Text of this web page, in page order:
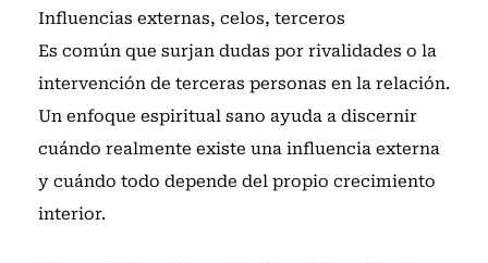
Influencias externas, celos, terceros
Es común que surjan dudas por rivalidades o la
intervención de terceras personas en la relación.
Un enfoque espiritual sano ayuda a discernir
cuándo realmente existe una influencia externa
y cuándo todo depende del propio crecimiento
interior.